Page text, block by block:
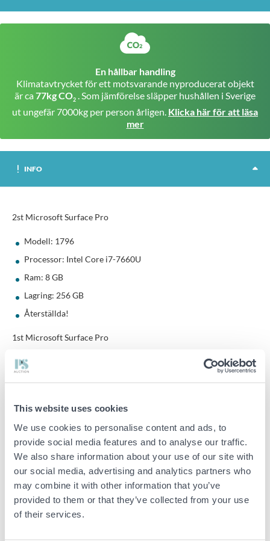
This website uses cookies
We use cookies to personalise content and ads, to
provide social media features and to analyse our traffic.
We also share information about your use of our site with
our social media, advertising and analytics partners who
may combine it with other information that you’ve
provided to them or that they’ve collected from your use
of their services.
En hållbar handling
Klimatavtrycket för ett motsvarande nyproducerat objekt
är ca 77kg CO2 . Som jämförelse släpper hushållen i Sverige
ut ungefär 7000kg per person årligen. Klicka här för att läsa
mer
INFO
2st Microsoft Surface Pro
Modell: 1796
Processor: Intel Core i7-7660U
Ram: 8 GB
Lagring: 256 GB
Återställda!
1st Microsoft Surface Pro
Modell: 1724
Återställd
Obs! Repor och kosmetiska skador kan förekomma för samtliga
föremål. En laddare medföljer
Obs! Repor och kosmetiska skador kan förekomma för samtliga
föremål. En laddare medföljer